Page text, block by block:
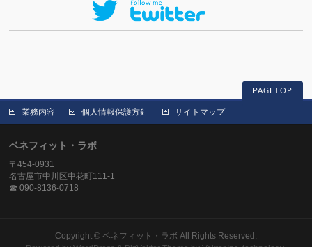
PAGETOP
業務内容 個人情報保護方針 サイトマップ
ベネフィット・ラボ
〒454-0931
名古屋市中川区中花町111-1
☎ 090-8136-0718
Copyright © ベネフィット・ラボ All Rights Reserved.